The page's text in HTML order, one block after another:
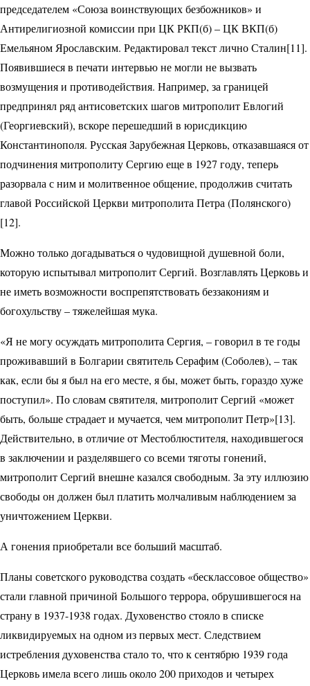
председателем «Союза воинствующих безбожников» и
Антирелигиозной комиссии при ЦК РКП(б) – ЦК ВКП(б)
Емельяном Ярославским. Редактировал текст лично Сталин[11].
Появившиеся в печати интервью не могли не вызвать
возмущения и противодействия. Например, за границей
предпринял ряд антисоветских шагов митрополит Евлогий
(Георгиевский), вскоре перешедший в юрисдикцию
Константинополя. Русская Зарубежная Церковь, отказавшаяся от
подчинения митрополиту Сергию еще в 1927 году, теперь
разорвала с ним и молитвенное общение, продолжив считать
главой Российской Церкви митрополита Петра (Полянского)
[12].
Можно только догадываться о чудовищной душевной боли,
которую испытывал митрополит Сергий. Возглавлять Церковь и
не иметь возможности воспрепятствовать беззакониям и
богохульству – тяжелейшая мука.
«Я не могу осуждать митрополита Сергия, – говорил в те годы
проживавший в Болгарии святитель Серафим (Соболев), – так
как, если бы я был на его месте, я бы, может быть, гораздо хуже
поступил». По словам святителя, митрополит Сергий «может
быть, больше страдает и мучается, чем митрополит Петр»[13].
Действительно, в отличие от Местоблюстителя, находившегося
в заключении и разделявшего со всеми тяготы гонений,
митрополит Сергий внешне казался свободным. За эту иллюзию
свободы он должен был платить молчаливым наблюдением за
уничтожением Церкви.
А гонения приобретали все больший масштаб.
Планы советского руководства создать «бесклассовое общество»
стали главной причиной Большого террора, обрушившегося на
страну в 1937-1938 годах. Духовенство стояло в списке
ликвидируемых на одном из первых мест. Следствием
истребления духовенства стало то, что к сентябрю 1939 года
Церковь имела всего лишь около 200 приходов и четырех